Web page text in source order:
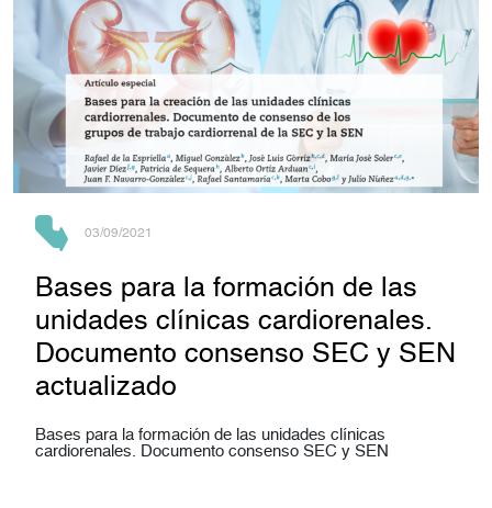
03/09/2021
Bases para la formación de las
unidades clínicas cardiorenales.
Documento consenso SEC y SEN
actualizado
Bases para la formación de las unidades clínicas
cardiorenales. Documento consenso SEC y SEN